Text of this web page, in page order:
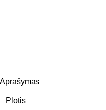
Aprašymas
Plotis